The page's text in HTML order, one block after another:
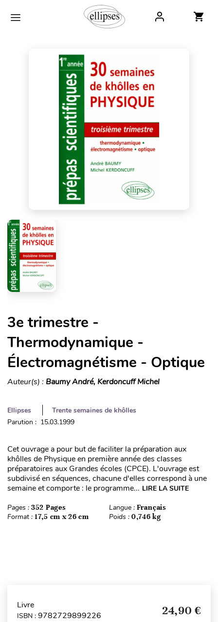
3e trimestre -
Thermodynamique -
Électromagnétisme - Optique
Auteur(s) : Baumy André, Kerdoncuff Michel
Ellipses
Trente semaines de khôlles
Parution : 15.03.1999
Cet ouvrage a pour but de faciliter la préparation aux
khôlles de Physique en première année des classes
préparatoires aux Grandes écoles (CPCE). L'ouvrage est
subdivisé en séquences, chacune d'elles correspond à une
semaine et comporte : le programme... LIRE LA SUITE
Pages : 352 Pages Langue : Français
Format : 17,5 cm x 26 cm Poids : 0,746 kg
Livre
ISBN : 9782729899226 24,90 €